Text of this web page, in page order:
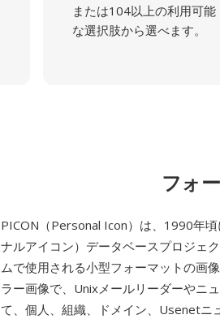
または104以上の利用可能
な選択肢から選べます。
フォ
PICON（Personal Icon）は、1990年
ナルアイコン）データベースプロジェ
ムで使用される小型フォーマットの画
ラー画像で、Unixメールリーダーやニ
て、個人、組織、ドメイン、Usenetニ